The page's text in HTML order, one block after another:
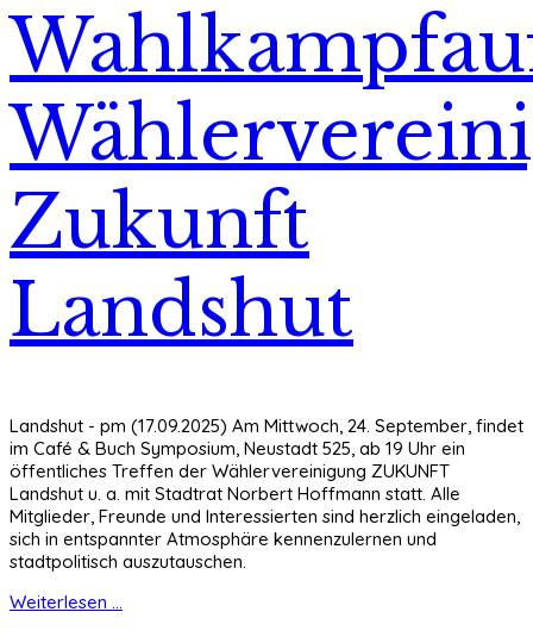
Zukunft
Landshut
Landshut - pm (17.09.2025) Am Mittwoch, 24. September, findet
im Café & Buch Symposium, Neustadt 525, ab 19 Uhr ein
öffentliches Treffen der Wählervereinigung ZUKUNFT
Landshut u. a. mit Stadtrat Norbert Hoffmann statt. Alle
Mitglieder, Freunde und Interessierten sind herzlich eingeladen,
sich in entspannter Atmosphäre kennenzulernen und
stadtpolitisch auszutauschen.
Weiterlesen ...